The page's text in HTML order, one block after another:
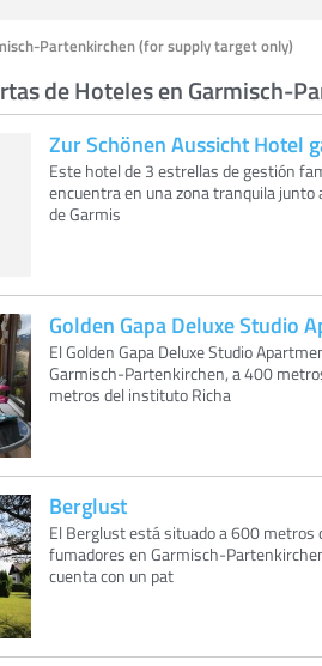
Partenkirchen (for supply target only)
de Hoteles en Garmisch-
Zur Schönen Aussicht Hotel
Este hotel de 3 estrellas de gestión
encuentra en una zona tranquila
de Garmis
Golden Gapa Deluxe Studio
El Golden Gapa Deluxe Studio
Garmisch-Partenkirchen, a 400
metros del instituto Richa
Berglust
El Berglust está situado a 600
fumadores en Garmisch-
cuenta con un pat